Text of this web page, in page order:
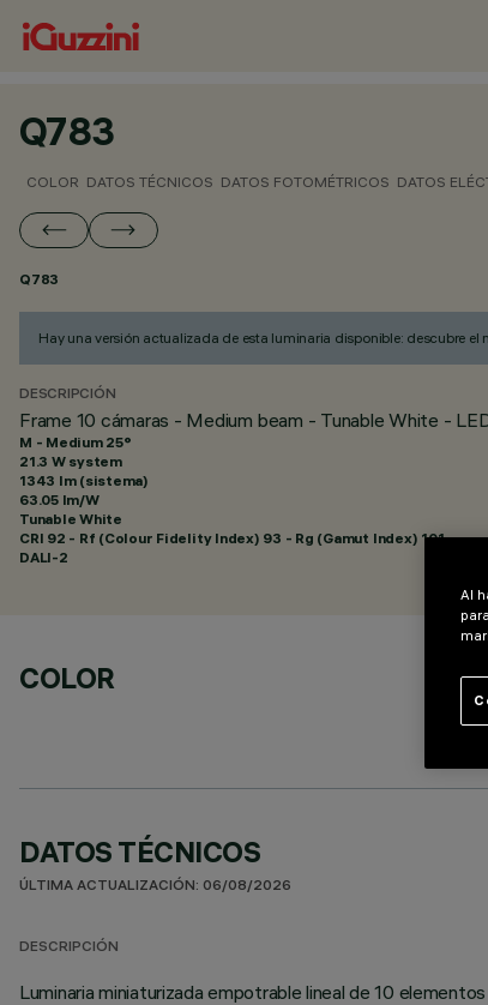
Q783
COLOR DATOS TÉCNICOS DATOS FOTOMÉTRICOS DATOS
Q783
Hay una versión actualizada de esta luminaria disponible: descubre el
DESCRIPCIÓN
Frame 10 cámaras - Medium beam - Tunable White -
M - Medium 25°
21.3 W system
1343 lm (sistema)
63.05 lm/W
Tunable White
CRI 92 - Rf (Colour Fidelity Index) 93 - Rg (Gamut Index) 101
DALI-2
COLOR
DATOS TÉCNICOS
ÚLTIMA ACTUALIZACIÓN: 06/08/2026
DESCRIPCIÓN
Luminaria miniaturizada empotrable lineal de 10
Al